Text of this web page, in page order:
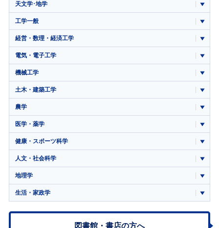
天文学･地学
工学一般
経営・数理・経済工学
電気・電子工学
機械工学
土木・建築工学
農学
医学・薬学
健康・スポーツ科学
人文・社会科学
地理学
生活・家政学
図書館・書店の方へ